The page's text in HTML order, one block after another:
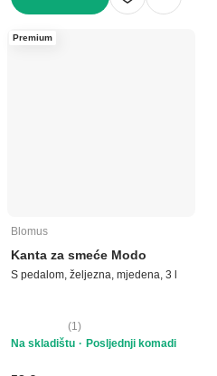
Premium
Blomus
Kanta za smeće Modo
S pedalom, željezna, mjedena, 3 l
(1)
Na skladištu
Posljednji komadi